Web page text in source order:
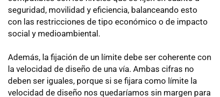
seguridad, movilidad y eficiencia, balanceando esto
con las restricciones de tipo económico o de impacto
social y medioambiental.
Además, la fijación de un límite debe ser coherente con
la velocidad de diseño de una vía. Ambas cifras no
deben ser iguales, porque si se fijara como límite la
velocidad de diseño nos quedaríamos sin margen para